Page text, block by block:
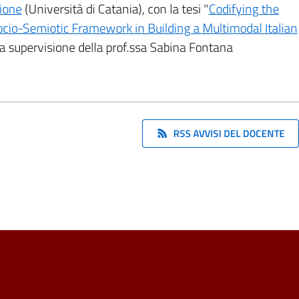
(Università di Catania), con la tesi "Codifying the
Semiotic Framework in Building a Multimodal Italian
supervisione della prof.ssa Sabina Fontana
RSS AVVISI DEL DOCENTE